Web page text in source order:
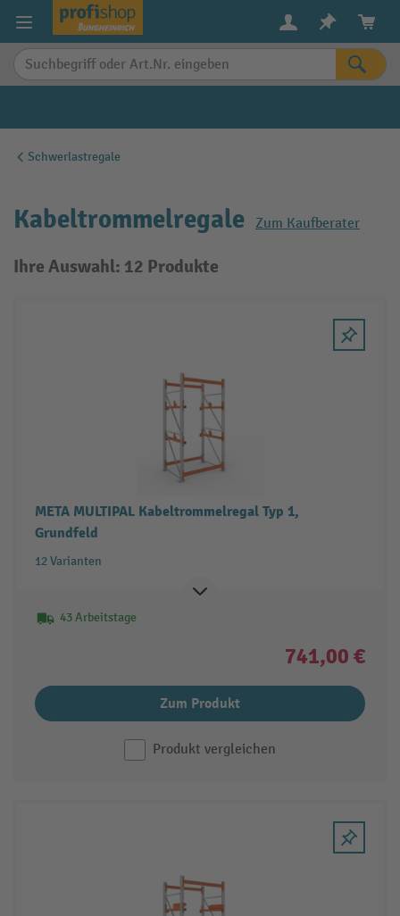
springen
Schwerlastregale
Kabeltrommelregale Zum Kaufberater
Ihre Auswahl: 12 Produkte
META MULTIPAL Kabeltrommelregal Typ 1,
Grundfeld
12 Varianten
43 Arbeitstage
741,00 €
Zum Produkt
Produkt vergleichen